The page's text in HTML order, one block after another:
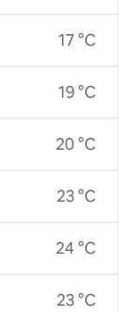
17 °C
19 °C
20 °C
23 °C
24 °C
23 °C